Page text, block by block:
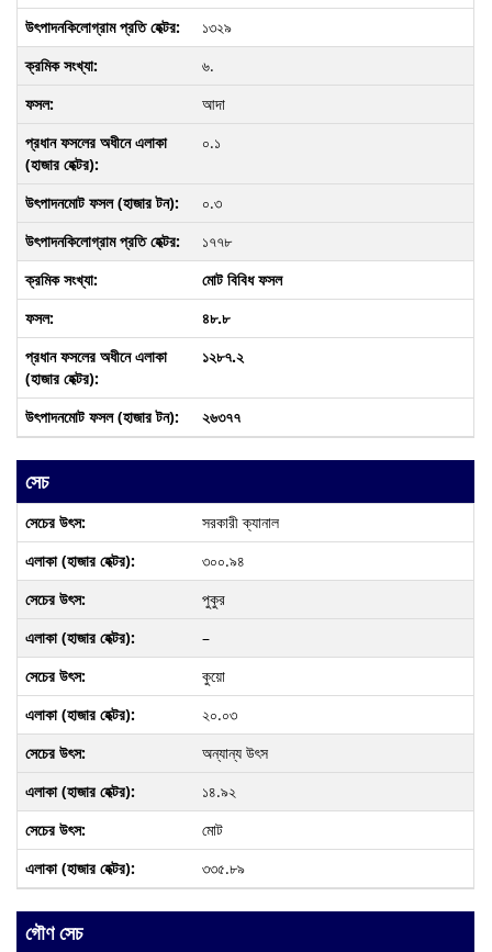
১৩২৯
৬.
আদা
০.১
০.৩
১৭৭৮
মোট বিবিধ ফসল
৪৮.৮
১২৮৭.২
২৬৩৭৭
সেচ
সরকারী ক্যানাল
৩০০.৯৪
পুকুর
–
কুয়ো
২০.০৩
অন্যান্য উৎস
১৪.৯২
মোট
৩৩৫.৮৯
গৌণ সেচ